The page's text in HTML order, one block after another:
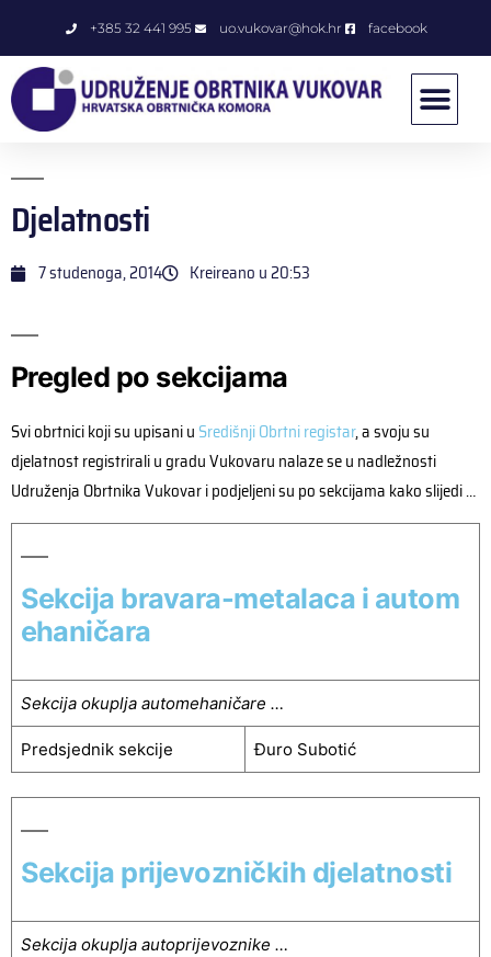
+385 32 441 995 uo.vukovar@hok.hr facebook
Djelatnosti
7 studenoga, 2014 Kreireano u20:53
Pregled po sekcijama
Svi obrtnici koji su upisani u Središnji Obrtni registar, a svoju su
djelatnost registrirali u gradu Vukovaru nalaze se u nadležnosti
Udruženja Obrtnika Vukovar i podjeljeni su po sekcijama kako slijedi …
Sekcija bravara-metalaca i autom
ehaničara
Sekcija okuplja automehaničare …
Predsjednik sekcije Đuro Subotić
Sekcija prijevozničkih djelatnosti
Sekcija okuplja autoprijevoznike …